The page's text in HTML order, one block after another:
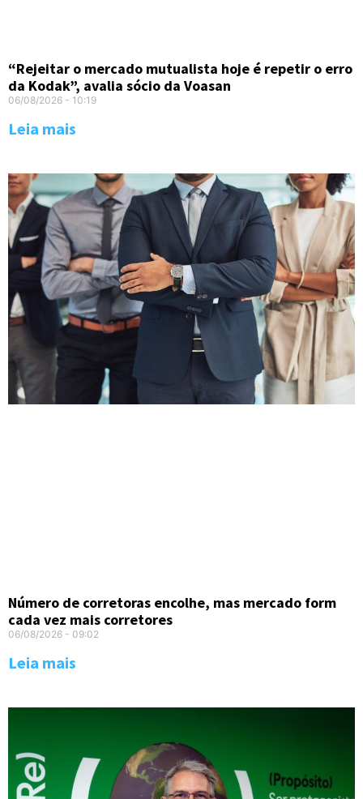
“Rejeitar o mercado mutualista hoje é repetir o erro
da Kodak”, avalia sócio da Voasan
06/08/2026 10:19
Leia mais
Número de corretoras encolhe, mas mercado form
cada vez mais corretores
06/08/2026 09:02
Leia mais